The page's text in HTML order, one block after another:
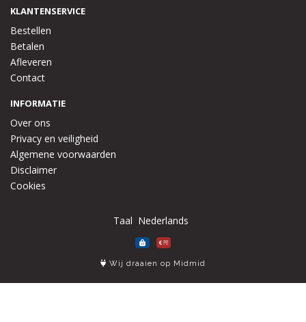
KLANTENSERVICE
Bestellen
Betalen
Afleveren
Contact
INFORMATIE
Over ons
Privacy en veiligheid
Algemene voorwaarden
Disclaimer
Cookies
Taal
Wij draaien op Midmid